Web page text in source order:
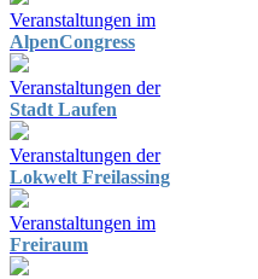
Veranstaltungen im
AlpenCongress
Veranstaltungen der
Stadt Laufen
Veranstaltungen der
Lokwelt Freilassing
Veranstaltungen im
Freiraum